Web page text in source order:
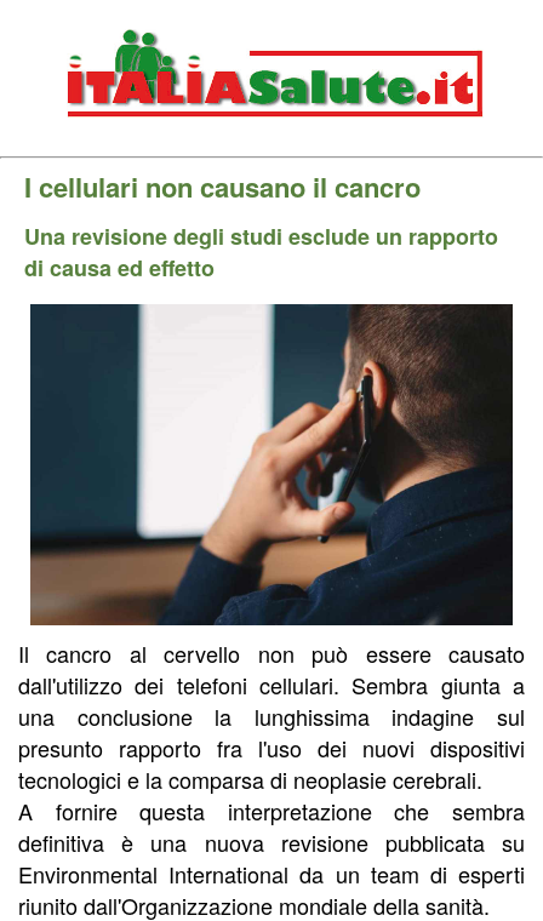
I cellulari non causano il cancro
Una revisione degli studi esclude un rapporto
di causa ed effetto
Il cancro al cervello non può essere causato
dall'utilizzo dei telefoni cellulari. Sembra giunta a
una conclusione la lunghissima indagine sul
presunto rapporto fra l'uso dei nuovi dispositivi
tecnologici e la comparsa di neoplasie cerebrali.
A fornire questa interpretazione che sembra
definitiva è una nuova revisione pubblicata su
Environmental International da un team di esperti
riunito dall'Organizzazione mondiale della sanità.